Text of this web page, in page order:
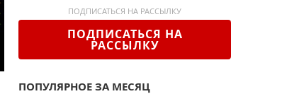
ПОДПИСАТЬСЯ НА РАССЫЛКУ
ПОДПИСАТЬСЯ НА
РАССЫЛКУ
ПОПУЛЯРНОЕ ЗА МЕСЯЦ